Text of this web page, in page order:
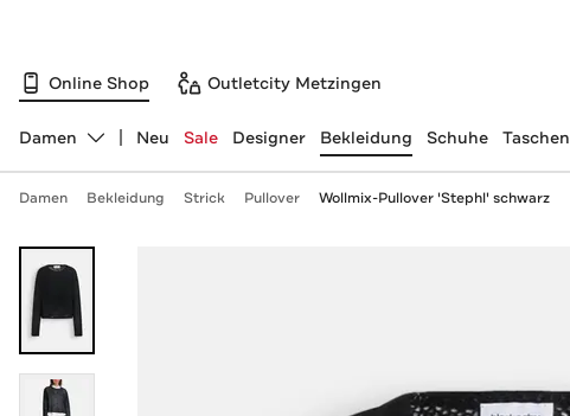
Online Shop Outletcity Metzingen
Abteilung ändern, ausgewählt:
Damen Neu Sale Designer Bekleidung Schuhe Taschen
Damen Bekleidung Strick Pullover Wollmix-Pullover 'Stephl' schwarz